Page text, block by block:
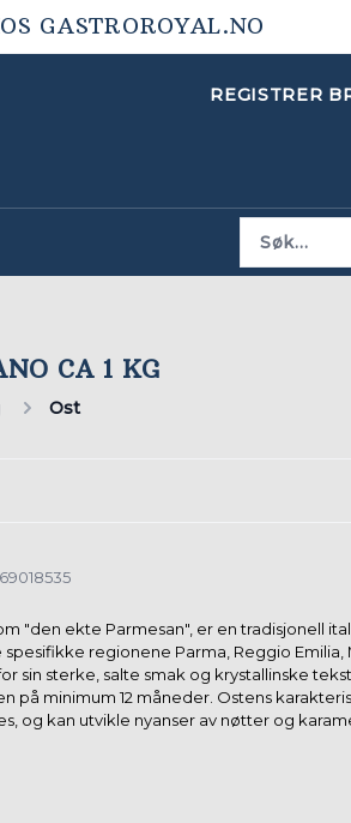
GASTROROYAL.NO
REGISTRER
CA 1 KG
Ost
"den ekte Parmesan", er en tradisjonell
regionene Parma, Reggio Emilia,
sin sterke, salte smak og krystallinske
på minimum 12 måneder. Ostens
og kan utvikle nyanser av nøtter og